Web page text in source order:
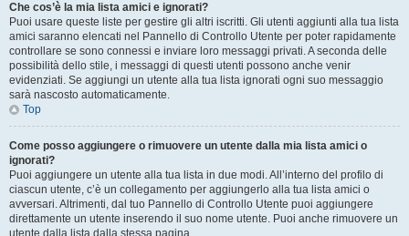
Che cos’è la mia lista amici e ignorati?
Puoi usare queste liste per gestire gli altri iscritti. Gli utenti aggiunti alla tua lista
amici saranno elencati nel Pannello di Controllo Utente per poter rapidamente
controllare se sono connessi e inviare loro messaggi privati. A seconda delle
possibilità dello stile, i messaggi di questi utenti possono anche venir
evidenziati. Se aggiungi un utente alla tua lista ignorati ogni suo messaggio
sarà nascosto automaticamente.
Top
Come posso aggiungere o rimuovere un utente dalla mia lista amici o
ignorati?
Puoi aggiungere un utente alla tua lista in due modi. All’interno del profilo di
ciascun utente, c’è un collegamento per aggiungerlo alla tua lista amici o
avversari. Altrimenti, dal tuo Pannello di Controllo Utente puoi aggiungere
direttamente un utente inserendo il suo nome utente. Puoi anche rimuovere un
utente dalla lista dalla stessa pagina.